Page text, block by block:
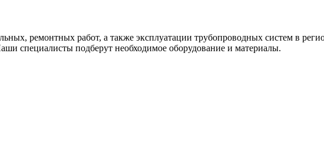
ремонтных работ, а также эксплуатации трубопроводных систем в
специалисты подберут необходимое оборудование и материалы.